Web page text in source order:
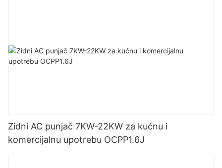
Zidni AC punjač 7KW-22KW za kućnu i
komercijalnu upotrebu OCPP1.6J